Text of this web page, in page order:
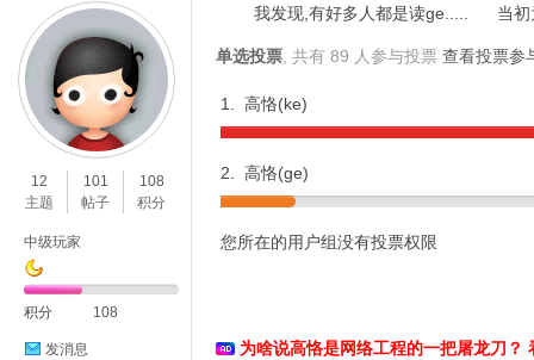
12
主题
101
帖子
108
积分
中级玩家
积分 108
发消息
我发现,有好多人都是读ge..... 当初为
单选投票 , 共有 89 人参与投票 查看投票参
1. 高恪(ke)
2. 高恪(ge)
您所在的用户组没有投票权限
为啥说高恪是网络工程的一把屠龙刀？